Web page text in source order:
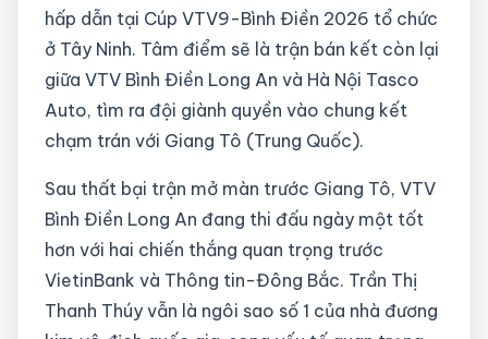
hấp dẫn tại Cúp VTV9-Bình Điền 2026 tổ chức
ở Tây Ninh. Tâm điểm sẽ là trận bán kết còn lại
giữa VTV Bình Điền Long An và Hà Nội Tasco
Auto, tìm ra đội giành quyền vào chung kết
chạm trán với Giang Tô (Trung Quốc).
Sau thất bại trận mở màn trước Giang Tô, VTV
Bình Điền Long An đang thi đấu ngày một tốt
hơn với hai chiến thắng quan trọng trước
VietinBank và Thông tin-Đông Bắc. Trần Thị
Thanh Thúy vẫn là ngôi sao số 1 của nhà đương